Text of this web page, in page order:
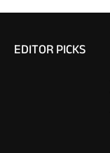
EDITOR PICKS